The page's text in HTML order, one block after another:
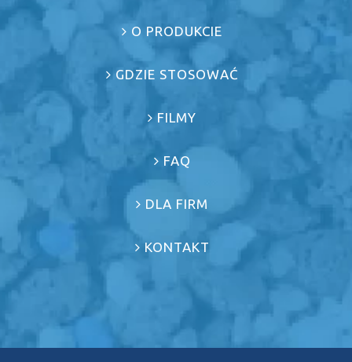
O PRODUKCIE
GDZIE STOSOWAĆ
FILMY
FAQ
DLA FIRM
KONTAKT